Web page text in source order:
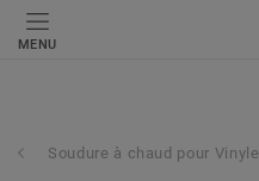
MENU
Soudure à chaud pour Vinyle